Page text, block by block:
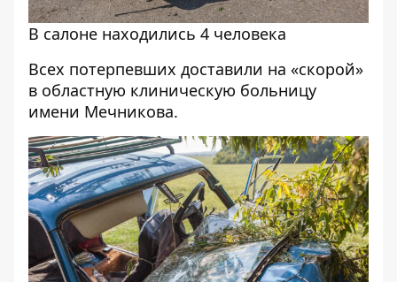
В салоне находились 4 человека
Всех потерпевших доставили на «скорой»
в областную клиническую больницу
имени Мечникова.